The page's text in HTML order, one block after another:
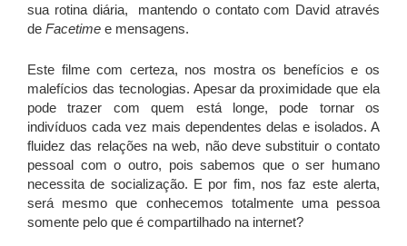
sua rotina diária, mantendo o contato com David através
de Facetime e mensagens.
Este filme com certeza, nos mostra os benefícios e os
malefícios das tecnologias. Apesar da proximidade que ela
pode trazer com quem está longe, pode tornar os
indivíduos cada vez mais dependentes delas e isolados. A
fluidez das relações na web, não deve substituir o contato
pessoal com o outro, pois sabemos que o ser humano
necessita de socialização. E por fim, nos faz este alerta,
será mesmo que conhecemos totalmente uma pessoa
somente pelo que é compartilhado na internet?